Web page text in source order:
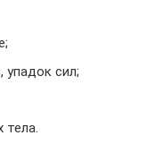
упадок сил;
тела.